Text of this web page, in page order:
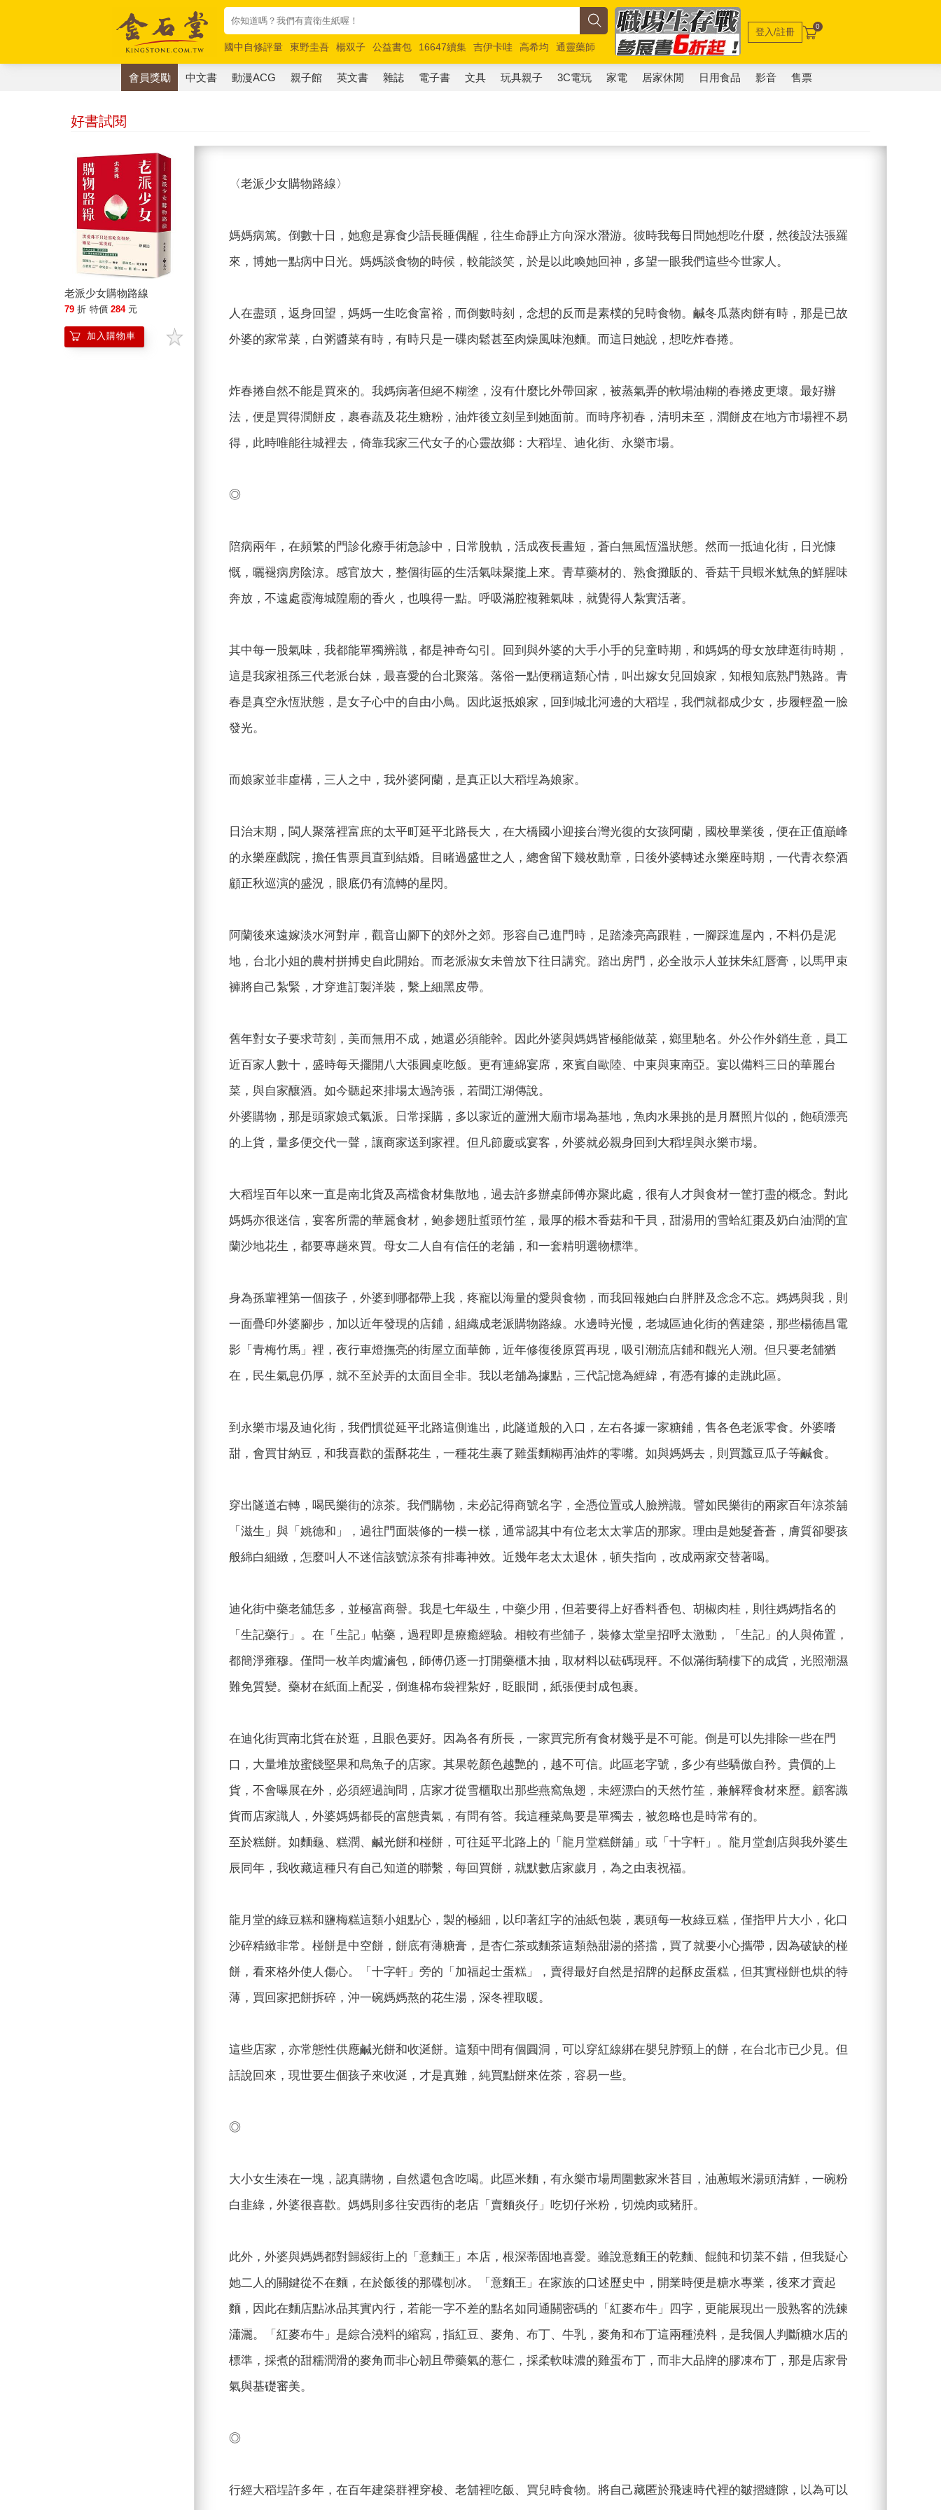
國中自修評量 東野圭吾 楊双子 公益書包 16647續集 吉伊卡哇 高希均
通靈藥師
唯紅花綻放
奧德賽 路邊攤新作 馬斯克 玩具總動員5 超慢跑
登入/註冊 0
會員獎勵 中文書 動漫ACG 親子館 英文書 雜誌 電子書 文具 玩具親子 3C電玩 家電 居家休閒 日用食品 影音 售票
好書試閱
老派少女購物路線
79 折 特價 284 元
加入購物車
〈老派少女購物路線〉
媽媽病篤。倒數十日，她愈是寡食少語長睡偶醒，往生命靜止方向深水潛游。彼時我每日問她想吃什麼，然後設法張羅
來，博她一點病中日光。媽媽談食物的時候，較能談笑，於是以此喚她回神，多望一眼我們這些今世家人。
人在盡頭，返身回望，媽媽一生吃食富裕，而倒數時刻，念想的反而是素樸的兒時食物。鹹冬瓜蒸肉餅有時，那是已故
外婆的家常菜，白粥醬菜有時，有時只是一碟肉鬆甚至肉燥風味泡麵。而這日她說，想吃炸春捲。
炸春捲自然不能是買來的。我媽病著但絕不糊塗，沒有什麼比外帶回家，被蒸氣弄的軟塌油糊的春捲皮更壞。最好辦
法，便是買得潤餅皮，裹春蔬及花生糖粉，油炸後立刻呈到她面前。而時序初春，清明未至，潤餅皮在地方市場裡不易
得，此時唯能往城裡去，倚靠我家三代女子的心靈故鄉：大稻埕、迪化街、永樂市場。
◎
陪病兩年，在頻繁的門診化療手術急診中，日常脫軌，活成夜長晝短，蒼白無風恆溫狀態。然而一抵迪化街，日光慷
慨，曬褪病房陰涼。感官放大，整個街區的生活氣味聚攏上來。青草藥材的、熟食攤販的、香菇干貝蝦米魷魚的鮮腥味
奔放，不遠處霞海城隍廟的香火，也嗅得一點。呼吸滿腔複雜氣味，就覺得人紮實活著。
其中每一股氣味，我都能單獨辨識，都是神奇勾引。回到與外婆的大手小手的兒童時期，和媽媽的母女放肆逛街時期，
這是我家祖孫三代老派台妹，最喜愛的台北聚落。落俗一點便稱這類心情，叫出嫁女兒回娘家，知根知底熟門熟路。青
春是真空永恆狀態，是女子心中的自由小鳥。因此返抵娘家，回到城北河邊的大稻埕，我們就都成少女，步履輕盈一臉
發光。
而娘家並非虛構，三人之中，我外婆阿蘭，是真正以大稻埕為娘家。
日治末期，閩人聚落裡富庶的太平町延平北路長大，在大橋國小迎接台灣光復的女孩阿蘭，國校畢業後，便在正值巔峰
的永樂座戲院，擔任售票員直到結婚。目睹過盛世之人，總會留下幾枚勳章，日後外婆轉述永樂座時期，一代青衣祭酒
顧正秋巡演的盛況，眼底仍有流轉的星閃。
阿蘭後來遠嫁淡水河對岸，觀音山腳下的郊外之郊。形容自己進門時，足踏漆亮高跟鞋，一腳踩進屋內，不料仍是泥
地，台北小姐的農村拼搏史自此開始。而老派淑女未曾放下往日講究。踏出房門，必全妝示人並抹朱紅唇膏，以馬甲束
褲將自己紮緊，才穿進訂製洋裝，繫上細黑皮帶。
舊年對女子要求苛刻，美而無用不成，她還必須能幹。因此外婆與媽媽皆極能做菜，鄉里馳名。外公作外銷生意，員工
近百家人數十，盛時每天擺開八大張圓桌吃飯。更有連綿宴席，來賓自歐陸、中東與東南亞。宴以備料三日的華麗台
菜，與自家釀酒。如今聽起來排場太過誇張，若聞江湖傳說。
外婆購物，那是頭家娘式氣派。日常採購，多以家近的蘆洲大廟市場為基地，魚肉水果挑的是月曆照片似的，飽碩漂亮
的上貨，量多便交代一聲，讓商家送到家裡。但凡節慶或宴客，外婆就必親身回到大稻埕與永樂市場。
大稻埕百年以來一直是南北貨及高檔食材集散地，過去許多辦桌師傅亦聚此處，很有人才與食材一筐打盡的概念。對此
媽媽亦很迷信，宴客所需的華麗食材，鲍参翅肚蜇頭竹笙，最厚的椴木香菇和干貝，甜湯用的雪蛤紅棗及奶白油潤的宜
蘭沙地花生，都要專趟來買。母女二人自有信任的老舖，和一套精明選物標準。
身為孫輩裡第一個孩子，外婆到哪都帶上我，疼寵以海量的愛與食物，而我回報她白白胖胖及念念不忘。媽媽與我，則
一面疊印外婆腳步，加以近年發現的店鋪，組織成老派購物路線。水邊時光慢，老城區迪化街的舊建築，那些楊德昌電
影「青梅竹馬」裡，夜行車燈撫亮的街屋立面華飾，近年修復後原質再現，吸引潮流店鋪和觀光人潮。但只要老舖猶
在，民生氣息仍厚，就不至於弄的太面目全非。我以老舖為據點，三代記憶為經緯，有憑有據的走跳此區。
到永樂市場及迪化街，我們慣從延平北路這側進出，此隧道般的入口，左右各據一家糖鋪，售各色老派零食。外婆嗜
甜，會買甘納豆，和我喜歡的蛋酥花生，一種花生裹了雞蛋麵糊再油炸的零嘴。如與媽媽去，則買蠶豆瓜子等鹹食。
穿出隧道右轉，喝民樂街的涼茶。我們購物，未必記得商號名字，全憑位置或人臉辨識。譬如民樂街的兩家百年涼茶舖
「滋生」與「姚德和」，過往門面裝修的一模一樣，通常認其中有位老太太掌店的那家。理由是她髮蒼蒼，膚質卻嬰孩
般綿白細緻，怎麼叫人不迷信該號涼茶有排毒神效。近幾年老太太退休，頓失指向，改成兩家交替著喝。
迪化街中藥老舖恁多，並極富商譽。我是七年級生，中藥少用，但若要得上好香料香包、胡椒肉桂，則往媽媽指名的
「生記藥行」。在「生記」帖藥，過程即是療癒經驗。相較有些舖子，裝修太堂皇招呼太激動，「生記」的人與佈置，
都簡淨雍穆。僅問一枚羊肉爐滷包，師傅仍逐一打開藥櫃木抽，取材料以砝碼現秤。不似滿街騎樓下的成貨，光照潮濕
難免質變。藥材在紙面上配妥，倒進棉布袋裡紮好，眨眼間，紙張便封成包裹。
在迪化街買南北貨在於逛，且眼色要好。因為各有所長，一家買完所有食材幾乎是不可能。倒是可以先排除一些在門
口，大量堆放蜜餞堅果和烏魚子的店家。其果乾顏色越艷的，越不可信。此區老字號，多少有些驕傲自矜。貴價的上
貨，不會曝展在外，必須經過詢問，店家才從雪櫃取出那些燕窩魚翅，未經漂白的天然竹笙，兼解釋食材來歷。顧客識
貨而店家識人，外婆媽媽都長的富態貴氣，有問有答。我這種菜鳥要是單獨去，被忽略也是時常有的。
至於糕餅。如麵龜、糕潤、鹹光餅和椪餅，可往延平北路上的「龍月堂糕餅舖」或「十字軒」。龍月堂創店與我外婆生
辰同年，我收藏這種只有自己知道的聯繫，每回買餅，就默數店家歲月，為之由衷祝福。
龍月堂的綠豆糕和鹽梅糕這類小姐點心，製的極細，以印著紅字的油紙包裝，裏頭每一枚綠豆糕，僅指甲片大小，化口
沙碎精緻非常。椪餅是中空餅，餅底有薄糖膏，是杏仁茶或麵茶這類熱甜湯的搭擋，買了就要小心攜帶，因為破缺的椪
餅，看來格外使人傷心。「十字軒」旁的「加福起士蛋糕」，賣得最好自然是招牌的起酥皮蛋糕，但其實椪餅也烘的特
薄，買回家把餅拆碎，沖一碗媽媽熬的花生湯，深冬裡取暖。
這些店家，亦常態性供應鹹光餅和收涎餅。這類中間有個圓洞，可以穿紅線綁在嬰兒脖頸上的餅，在台北市已少見。但
話說回來，現世要生個孩子來收涎，才是真難，純買點餅來佐茶，容易一些。
◎
大小女生湊在一塊，認真購物，自然還包含吃喝。此區米麵，有永樂市場周圍數家米苔目，油蔥蝦米湯頭清鮮，一碗粉
白韭綠，外婆很喜歡。媽媽則多往安西街的老店「賣麵炎仔」吃切仔米粉，切燒肉或豬肝。
此外，外婆與媽媽都對歸綏街上的「意麵王」本店，根深蒂固地喜愛。雖說意麵王的乾麵、餛飩和切菜不錯，但我疑心
她二人的關鍵從不在麵，在於飯後的那碟刨冰。「意麵王」在家族的口述歷史中，開業時便是糖水專業，後來才賣起
麵，因此在麵店點冰品其實內行，若能一字不差的點名如同通關密碼的「紅麥布牛」四字，更能展現出一股熟客的洗鍊
瀟灑。「紅麥布牛」是綜合澆料的縮寫，指紅豆、麥角、布丁、牛乳，麥角和布丁這兩種澆料，是我個人判斷糖水店的
標準，採煮的甜糯潤滑的麥角而非心韌且帶藥氣的薏仁，採柔軟味濃的雞蛋布丁，而非大品牌的膠凍布丁，那是店家骨
氣與基礎審美。
◎
行經大稻埕許多年，在百年建築群裡穿梭、老舖裡吃飯、買兒時食物。將自己藏匿於飛速時代裡的皺摺縫隙，以為可以